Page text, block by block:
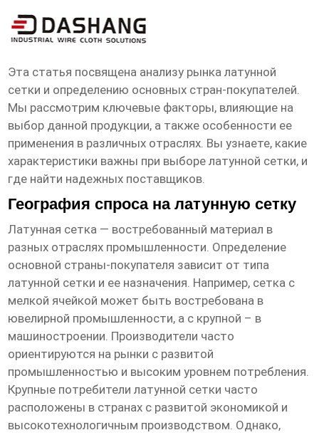
латунная сетка Основная страна
покупателя
Эта статья посвящена анализу рынкалатунной
сетки и определению основных стран-покупателей.
Мы рассмотрим ключевые факторы, влияющие на
выбор данной продукции, а также особенности ее
применения в различных отраслях. Вы узнаете, какие
характеристики важны при выборелатунной сетки, и
где найти надежных поставщиков.
География спроса на латунную сетку
Латунная сетка — востребованный материал в
разных отраслях промышленности. Определение
основной страны-покупателя зависит от типа
латунной сетки и ее назначения. Например, сетка с
мелкой ячейкой может быть востребована в
ювелирной промышленности, а с крупной – в
машиностроении. Производители часто
ориентируются на рынки с развитой
промышленностью и высоким уровнем потребления.
Крупные потребителилатунной сетки часто
расположены в странах с развитой экономикой и
высокотехнологичным производством. Однако,